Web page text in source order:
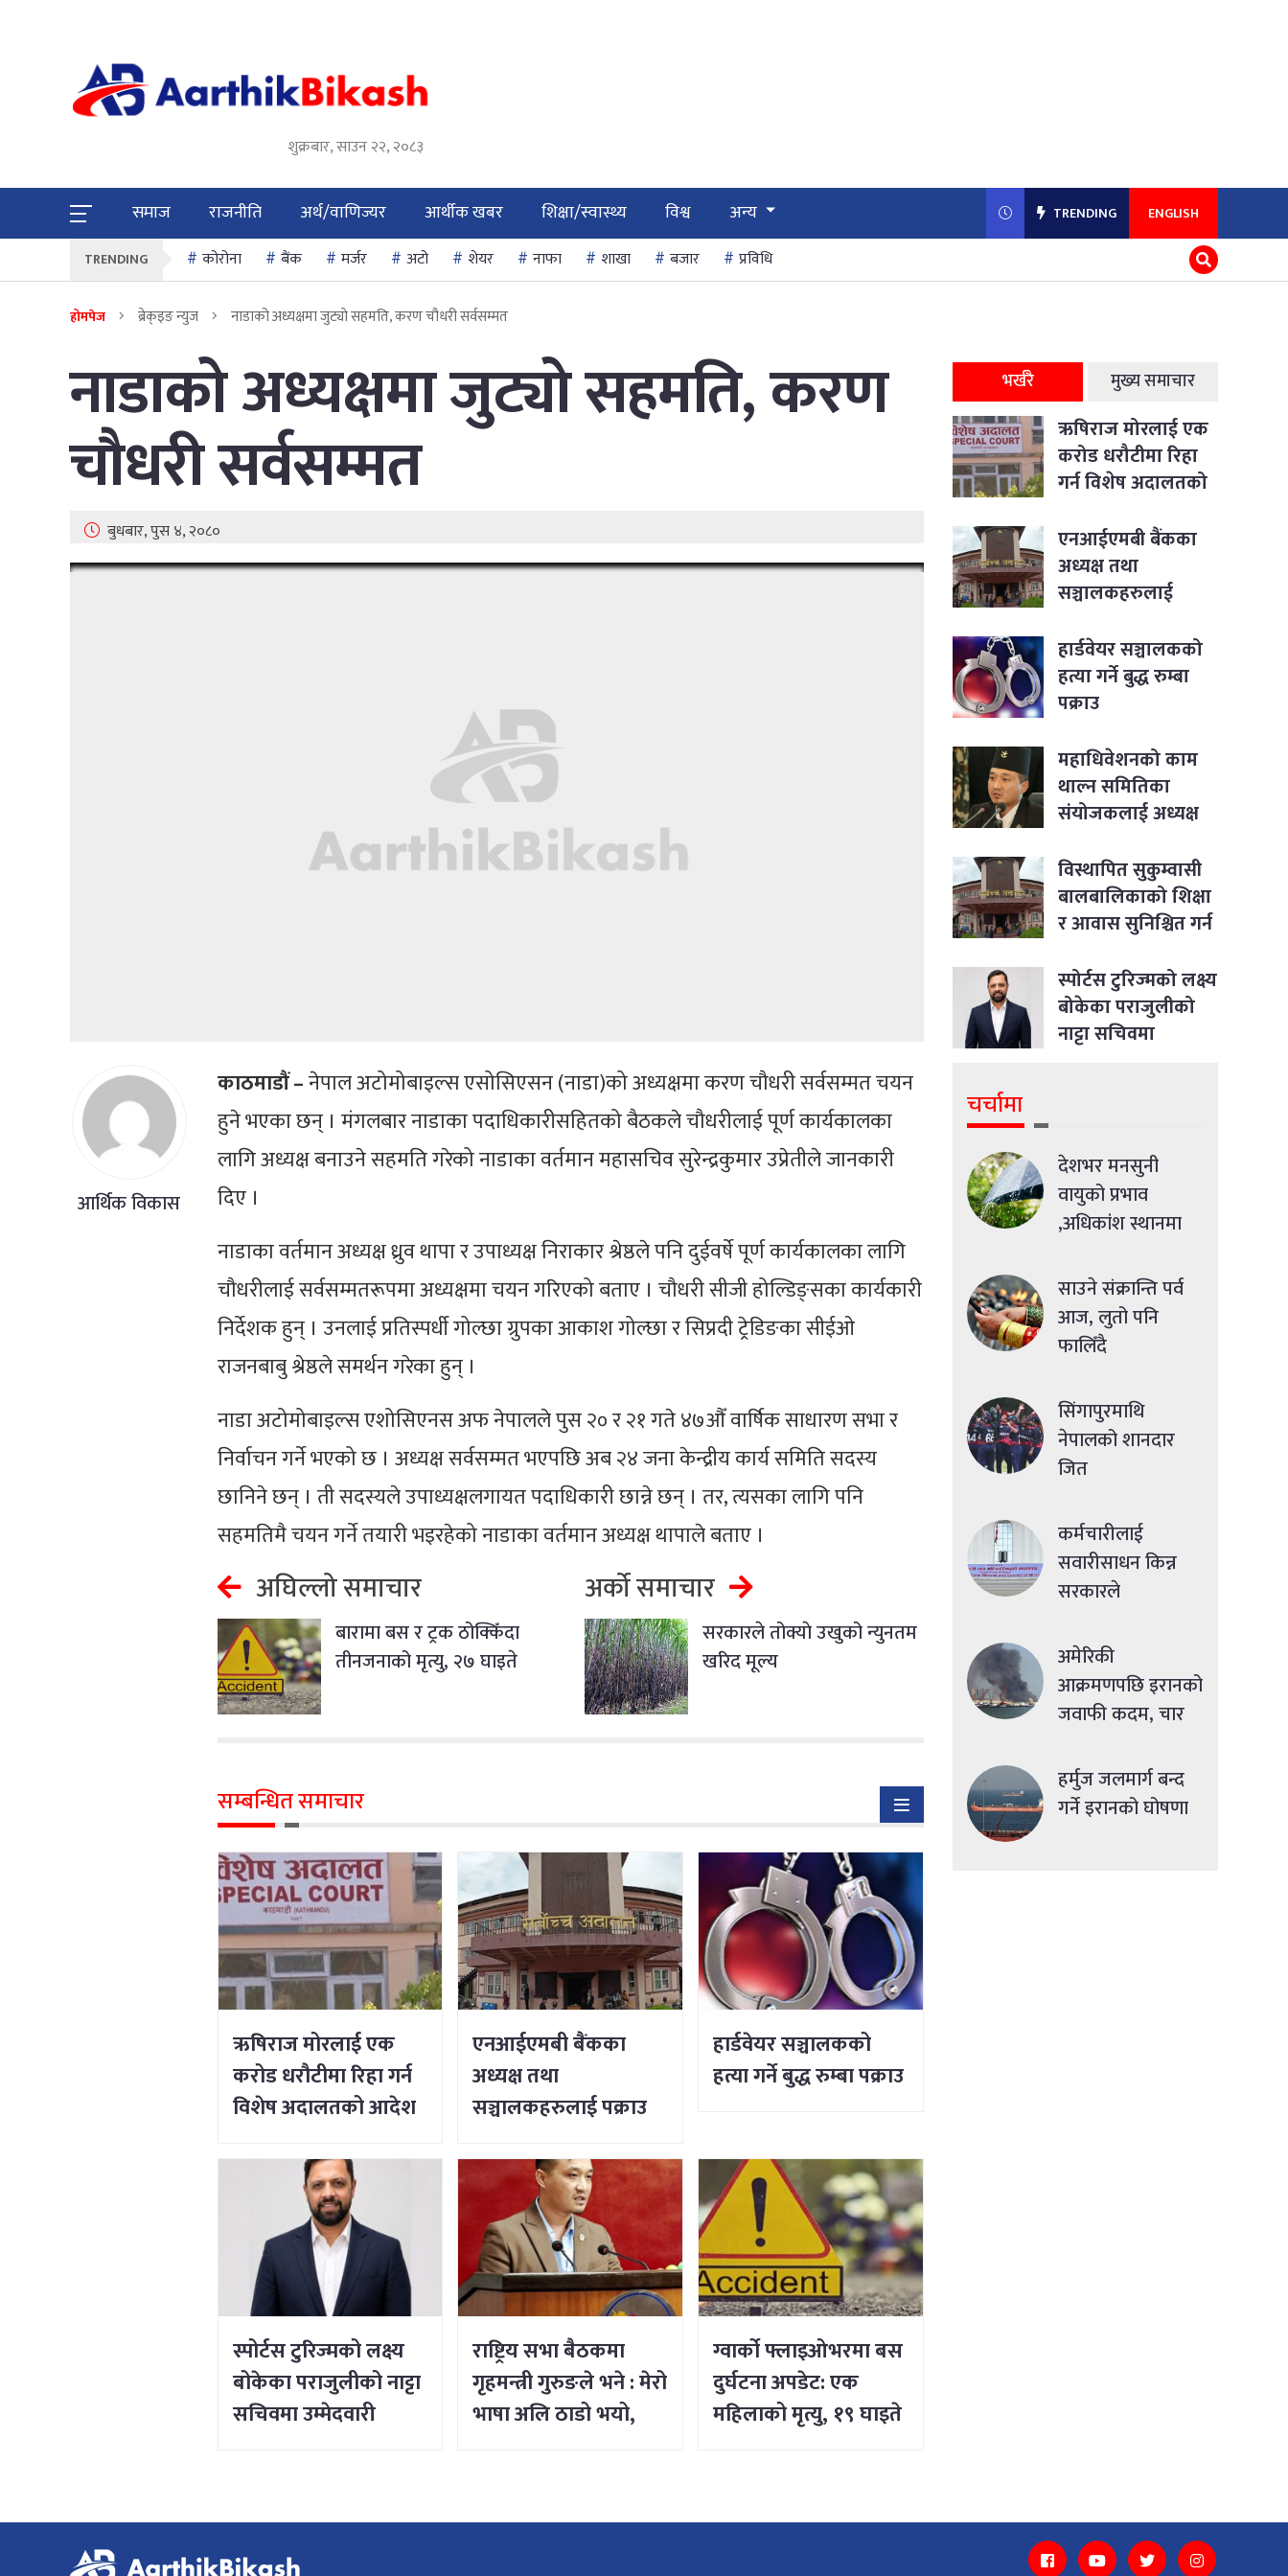
शुक्रबार, साउन २२, २०८३
समाज राजनीति अर्थ/वाणिज्यर आर्थीक खबर शिक्षा/स्वास्थ्य विश्व अन्य TRENDING ENGLISH
TRENDING कोरोना बैंक मर्जर अटो शेयर नाफा शाखा बजार प्रविधि
होमपेज ब्रेक्इङ न्युज नाडाको अध्यक्षमा जुट्याे सहमति, करण चौधरी सर्वसम्मत
नाडाको अध्यक्षमा जुट्याे सहमति, करण
चौधरी सर्वसम्मत
बुधबार, पुस ४, २०८०
आर्थिक विकास
काठमाडौं –नेपाल अटोमोबाइल्स एसोसिएसन (नाडा)को अध्यक्षमा करण चौधरी सर्वसम्मत चयन
हुने भएका छन् । मंगलबार नाडाका पदाधिकारीसहितको बैठकले चौधरीलाई पूर्ण कार्यकालका
लागि अध्यक्ष बनाउने सहमति गरेको नाडाका वर्तमान महासचिव सुरेन्द्रकुमार उप्रेतीले जानकारी
दिए ।
नाडाका वर्तमान अध्यक्ष ध्रुव थापा र उपाध्यक्ष निराकार श्रेष्ठले पनि दुईवर्षे पूर्ण कार्यकालका लागि
चौधरीलाई सर्वसम्मतरूपमा अध्यक्षमा चयन गरिएको बताए । चौधरी सीजी होल्डिङ्सका कार्यकारी
निर्देशक हुन् । उनलाई प्रतिस्पर्धी गोल्छा ग्रुपका आकाश गोल्छा र सिप्रदी ट्रेडिङका सीईओ
राजनबाबु श्रेष्ठले समर्थन गरेका हुन् ।
नाडा अटोमोबाइल्स एशोसिएनस अफ नेपालले पुस २० र २१ गते ४७औँ वार्षिक साधारण सभा र
निर्वाचन गर्ने भएको छ । अध्यक्ष सर्वसम्मत भएपछि अब २४ जना केन्द्रीय कार्य समिति सदस्य
छानिने छन् । ती सदस्यले उपाध्यक्षलगायत पदाधिकारी छान्ने छन् । तर, त्यसका लागि पनि
सहमतिमै चयन गर्ने तयारी भइरहेको नाडाका वर्तमान अध्यक्ष थापाले बताए ।
अघिल्लो समाचार
बारामा बस र ट्रक ठोक्किँदा
तीनजनाको मृत्यु, २७ घाइते
अर्को समाचार
सरकारले तोक्याे उखुको न्युनतम
खरिद मूल्य
सम्बन्धित समाचार
ऋषिराज मोरलाई एक
करोड धरौटीमा रिहा गर्न
विशेष अदालतको आदेश
एनआईएमबी बैंकका
अध्यक्ष तथा
सञ्चालकहरुलाई पक्राउ
हार्डवेयर सञ्चालकको
हत्या गर्ने बुद्ध रुम्बा पक्राउ
स्पोर्टस टुरिज्मको लक्ष्य
बोकेका पराजुलीको नाट्टा
सचिवमा उम्मेदवारी
राष्ट्रिय सभा बैठकमा
गृहमन्त्री गुरुङले भने : मेरो
भाषा अलि ठाडो भयो,
ग्वार्को फ्लाइओभरमा बस
दुर्घटना अपडेट: एक
महिलाको मृत्यु, १९ घाइते
भर्खरै मुख्य समाचार
ऋषिराज मोरलाई एक
करोड धरौटीमा रिहा
गर्न विशेष अदालतको
एनआईएमबी बैंकका
अध्यक्ष तथा
सञ्चालकहरुलाई
आदेश
हार्डवेयर सञ्चालकको
हत्या गर्ने बुद्ध रुम्बा
पक्राउ
महाधिवेशनको काम
थाल्न समितिका
संयोजकलाई अध्यक्ष
विस्थापित सुकुम्वासी
बालबालिकाको शिक्षा
र आवास सुनिश्चित गर्न
स्पोर्टस टुरिज्मको लक्ष्य
बोकेका पराजुलीको
नाट्टा सचिवमा
चर्चामा
देशभर मनसुनी
वायुको प्रभाव
,अधिकांश स्थानमा
साउने संक्रान्ति पर्व
आज, लुतो पनि
फालिँदै
सिंगापुरमाथि
नेपालको शानदार
जित
कर्मचारीलाई
सवारीसाधन किन्न
सरकारले
दिने
अमेरिकी
आक्रमणपछि इरानको
जवाफी कदम, चार
हर्मुज जलमार्ग बन्द
गर्ने इरानको घोषणा